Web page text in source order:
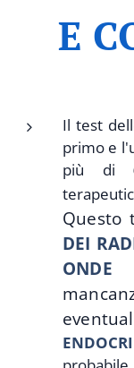
E
Il test
primo e
più di
Questo
DEI
ONDE